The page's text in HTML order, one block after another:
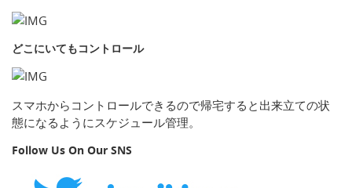
どこにいてもコントロール
スマホからコントロールできるので帰宅すると出来立ての状
態になるようにスケジュール管理。
Follow Us On Our SNS